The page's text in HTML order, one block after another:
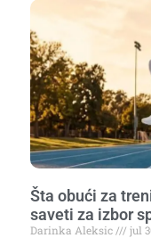
Šta obući za
saveti za izbor
Darinka Aleksic jul